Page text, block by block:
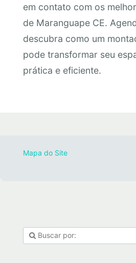
em contato com os
de Maranguape CE.
descubra como um
pode transformar seu
prática e eficiente.
Mapa do Site